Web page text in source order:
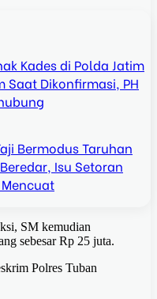
Kades di Polda Jatim
Saat Dikonfirmasi, PH
Bermodus Taruhan
Isu Setoran
Mencuat
SM kemudian
sebesar Rp 25 juta.
Polres Tuban